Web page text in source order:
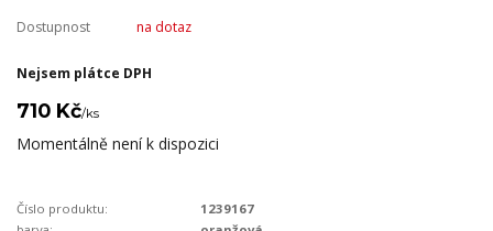
Dostupnost na dotaz
Nejsem plátce DPH
710 Kč/ks
Momentálně není k dispozici
Číslo produktu:
1239167